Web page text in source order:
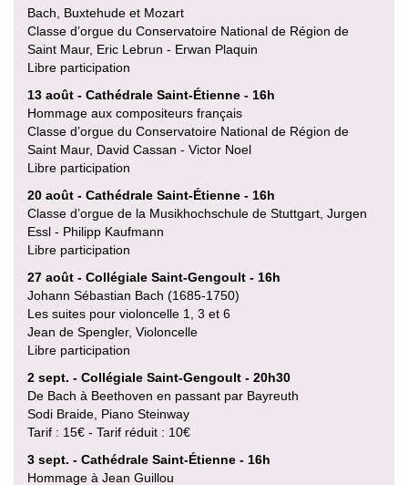
Bach, Buxtehude et Mozart
Classe d’orgue du Conservatoire National de Région de
Saint Maur, Eric Lebrun - Erwan Plaquin
Libre participation
13 août - Cathédrale Saint-Étienne - 16h
Hommage aux compositeurs français
Classe d’orgue du Conservatoire National de Région de
Saint Maur, David Cassan - Victor Noel
Libre participation
20 août - Cathédrale Saint-Étienne - 16h
Classe d’orgue de la Musikhochschule de Stuttgart, Jurgen
Essl - Philipp Kaufmann
Libre participation
27 août - Collégiale Saint-Gengoult - 16h
Johann Sébastian Bach (1685-1750)
Les suites pour violoncelle 1, 3 et 6
Jean de Spengler, Violoncelle
Libre participation
2 sept. - Collégiale Saint-Gengoult - 20h30
De Bach à Beethoven en passant par Bayreuth
Sodi Braide, Piano Steinway
Tarif : 15€ - Tarif réduit : 10€
3 sept. - Cathédrale Saint-Étienne - 16h
Hommage à Jean Guillou